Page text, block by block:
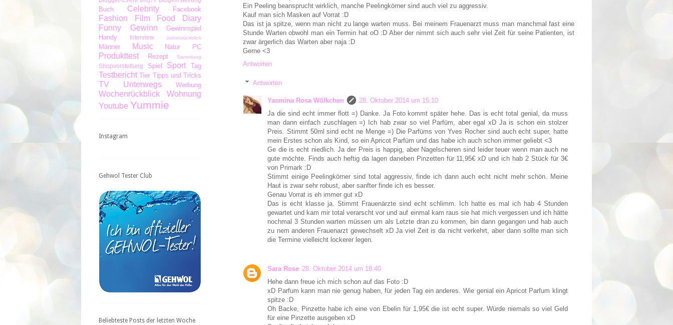
Ein Peeling beansprucht wirklich, manche Peelingkörner sind auch viel zu aggressiv.
Kauf man sich Masken auf Vorrat :D
Das ist ja spitze, wenn man nicht zu lange warten muss. Bei meinem Frauenarzt muss man manchmal fast eine
Stunde Warten obwohl man ein Termin hat oO :D Aber der nimmt sich auch sehr viel Zeit für seine Patienten, ist
zwar ärgerlich das Warten aber naja :D
Gerne <3
Antworten
Antworten
Yasmina Rosa Wölkchen
28. Oktober 2014 um 15:10
Ja die sind echt immer flott =) Danke. Ja Foto kommt später hehe. Das is echt total genial, da muss
man dann einfach zuschlagen =) Ich hab zwar so viel Parfüm, aber egal xD Ja is schon ein stolzer
Preis. Stimmt 50ml sind echt ne Menge =) Die Parfüms von Yves Rocher sind auch echt super, hatte
mein Erstes schon als Kind, so ein Apricot Parfüm und das habe ich auch schon immer geliebt <3
Ge die is echt niedlich. Ja der Preis is happig, aber Nagelscheren sind leider teuer wenn man auch ne
gute möchte. Finds auch heftig da lagen daneben Pinzetten für 11,95€ xD und ich hab 2 Stück für 3€
von Primark :D
Stimmt einige Peelingkörner sind total aggressiv, finde ich dann auch echt nicht mehr schön. Meine
Haut is zwar sehr robust, aber sanfter finde ich es besser.
Genau Vorrat is eh immer gut xD
Das is echt klasse ja. Stimmt Frauenärzte sind echt schlimm. Ich hatte es mal ich hab 4 Stunden
gewartet und kam mir total verarscht vor und auf einmal kam raus sie hat mich vergessen und ich hätte
nochmal 3 Stunden warten müssen um als Letzte dran zu kommen, bin dann gegangen und hab auch
zu nem anderen Frauenarzt gewechselt xD Ja viel Zeit is da nicht verkehrt, aber dann sollte man sich
die Termine vielleicht lockerer legen.
Sara Rose 28. Oktober 2014 um 18:40
Hehe dann freue ich mich schon auf das Foto :D
xD Parfum kann man nie genug haben, für jeden Tag ein anderes. Wie genial ein Apricot Parfum klingt
spitze :D
Oh Backe, Pinzette habe ich eine von Ebelin für 1,95€ die ist echt super. Würde niemals so viel Geld
für eine Pinzette ausgeben xD
Buch Celebrity Facebook
Fashion Film
Food Diary
Funny
Gewinn
Gewinnspiel
Handy
Interview Jahresrückblick
Männer Music Natur PC
Produkttest Rezept Sammlung
Shopvorstellung Spiel Sport Tag
Testbericht Tier Tipps und Tricks
TV Unterwegs Werbung
Wochenrückblick
Wohnung
Youtube Yummie
Instagram
Gehwol Tester Club
Beliebteste Posts der letzten Woche